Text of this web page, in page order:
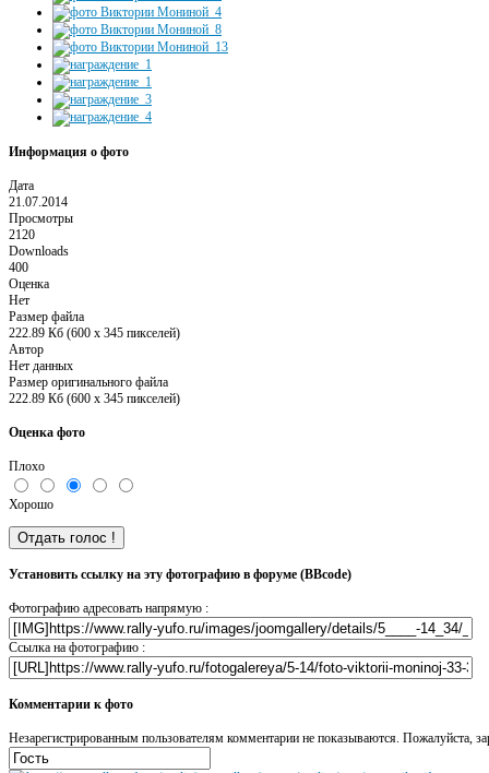
Информация о фото
Дата
21.07.2014
Просмотры
2120
Downloads
400
Оценка
Нет
Размер файла
222.89 Кб (600 x 345 пикселей)
Автор
Нет данных
Размер оригинального файла
222.89 Кб (600 x 345 пикселей)
Оценка фото
Плохо
Хорошо
Установить ссылку на эту фотографию в форуме (BBcode)
Фотографию адресовать напрямую :
Ссылка на фотографию :
Комментарии к фото
Незарегистрированным пользователям комментарии не показываются. Пожалуйста,